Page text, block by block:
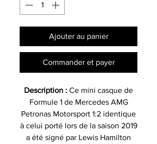
Ajouter au panier
Commander et payer
Description : Ce mini casque de
Formule 1 de Mercedes AMG
Petronas Motorsport 1:2 identique
à celui porté lors de la saison 2019
a été signé par Lewis Hamilton